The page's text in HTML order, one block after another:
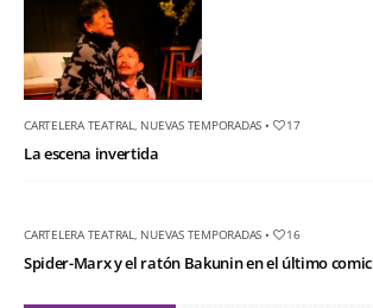
CARTELERA TEATRAL NUEVAS TEMPORADAS • 17
La escena invertida
CARTELERA TEATRAL NUEVAS TEMPORADAS • 16
Spider-Marx y el ratón Bakunin en el último comic